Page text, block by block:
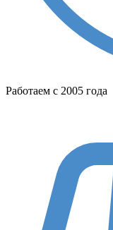
Работаем с 2005 года